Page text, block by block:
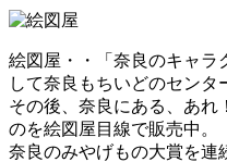
絵図屋・・「奈良のキャラ
して奈良もちいどのセンタ
その後、奈良にある、あれ
のを絵図屋目線で販売中。
奈良のみやげもの大賞を連